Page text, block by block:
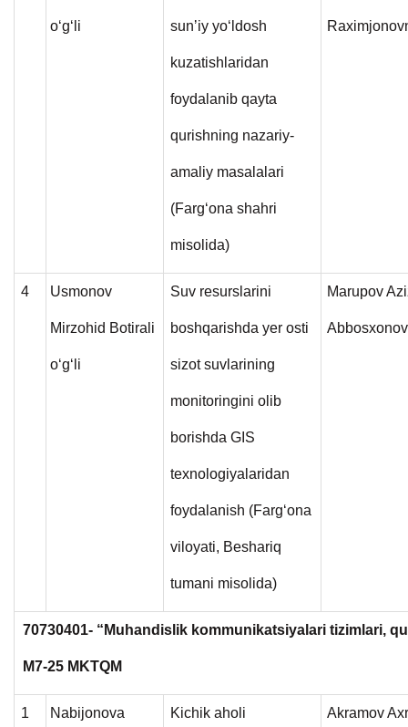
o‘g‘li sunʼiy yoʻldosh
kuzatishlaridan
foydalanib qayta
qurishning nazariy-
amaliy masalalari
(Farg‘ona shahri
misolida)
4 Usmonov
Mirzohid Botirali
o‘g‘li
Suv resurslarini
boshqarishda yer osti
sizot suvlarining
monitoringini olib
borishda GIS
texnologiyalaridan
foydalanish (Farg‘ona
viloyati, Beshariq
tumani misolida)
Marupov
70730401- “Muhandislik kommunikatsiyalari tizimlari,
M7-25 MKTQM
1 Nabijonova Kichik aholi Akramov